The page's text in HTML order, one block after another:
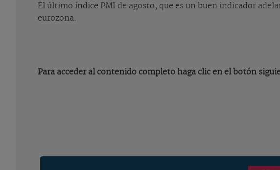
El último índice PMI de agosto, que es un buen indicador
eurozona.
Para acceder al contenido completo haga clic en el botón